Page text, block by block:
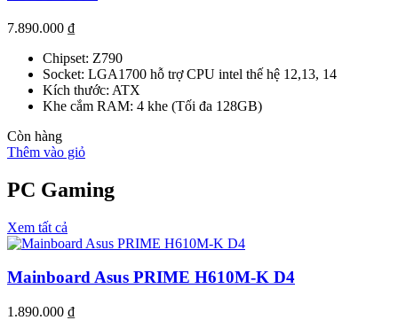
7.890.000 ₫
Chipset: Z790
Socket: LGA1700 hỗ trợ CPU intel thế hệ 12,13, 14
Kích thước: ATX
Khe cắm RAM: 4 khe (Tối đa 128GB)
Còn hàng
Thêm vào giỏ
PC Gaming
Xem tất cả
Mainboard Asus PRIME H610M-K D4
1.890.000 ₫